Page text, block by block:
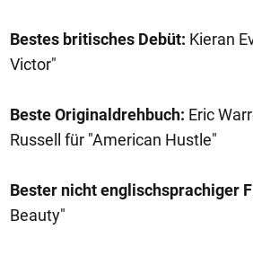
Bestes britisches Debüt: Kieran
Victor"
Beste Originaldrehbuch: Eric
Russell für "American Hustle"
Bester nicht englischsprachiger
Beauty"